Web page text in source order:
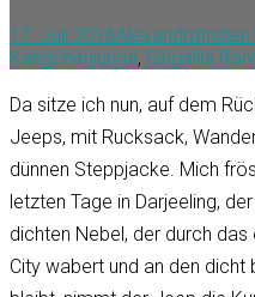
17. Juli 2016Alexandra
Kangchenjunga, Singalila
Da sitze ich nun, auf dem
Jeeps, mit Rucksack,
dünnen Steppjacke. Mich
letzten Tage in Darjeeling,
dichten Nebel, der durch das
City wabert und an den